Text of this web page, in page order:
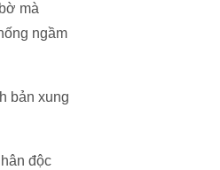
mà
ngầm
bản xung
độc